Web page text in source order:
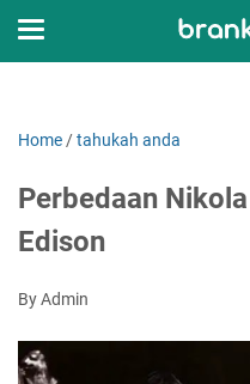
Home /tahukah anda
Perbedaan
Edison
By Admin